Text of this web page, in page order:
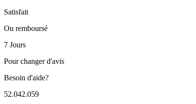
Satisfait
Ou remboursé
7 Jours
Pour changer d'avis
Besoin d'aide?
52.042.059